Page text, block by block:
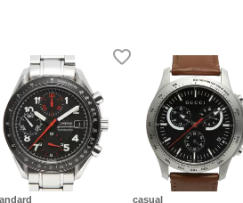
casual